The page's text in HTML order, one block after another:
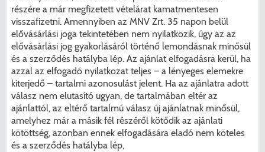
részére a már megfizetett vételárat kamatmentesen
visszafizetni. Amennyiben az MNV Zrt. 35 napon belül
elővásárlási joga tekintetében nem nyilatkozik, úgy az az
elővásárlási jog gyakorlásáról történő lemondásnak minősül
és a szerződés hatályba lép. Az ajánlat elfogadásra kerül, ha
azzal az elfogadó nyilatkozat teljes – a lényeges elemekre
kiterjedő – tartalmi azonosulást jelent. Ha az ajánlatra adott
válasz nem elutasító ugyan, de tartalmában eltér az
ajánlattól, az eltérő tartalmú válasz új ajánlatnak minősül,
amelyhez már a másik fél részéről kötődik az ajánlati
kötöttség, azonban ennek elfogadására eladó nem köteles
és a szerződés hatályba lép,
KERESÉS